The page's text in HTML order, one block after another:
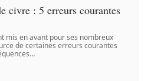
civre : 5 erreurs courantes
mis en avant pour ses nombreux
de certaines erreurs courantes
…